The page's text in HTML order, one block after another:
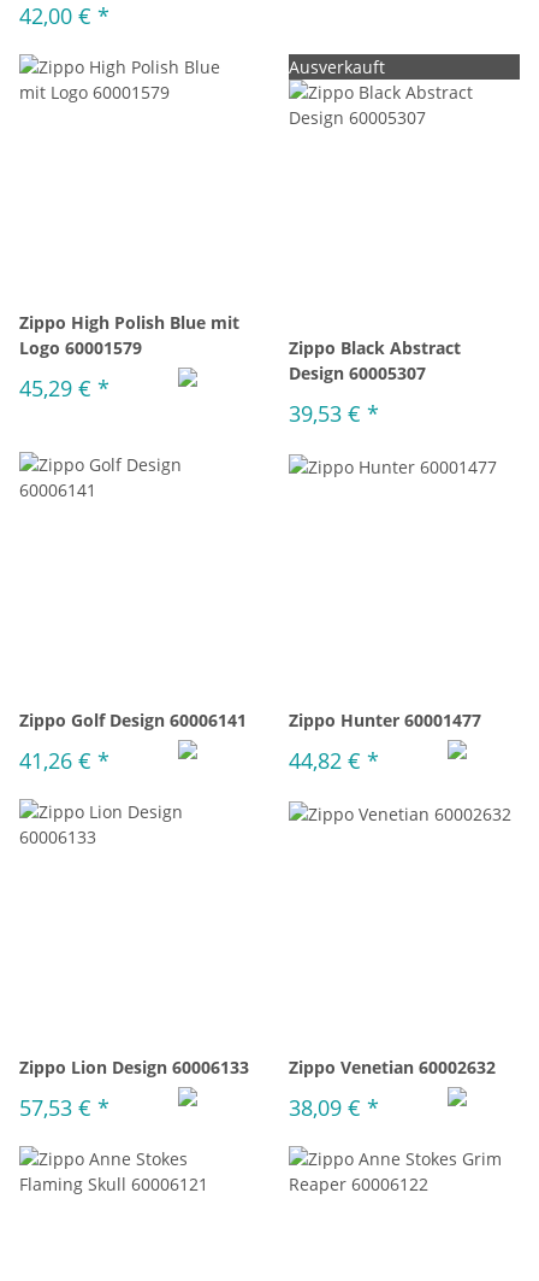
42,00 € *
Zippo High Polish Blue mit
Logo 60001579
45,29 € *
Ausverkauft
Zippo Black Abstract
Design 60005307
39,53 € *
Zippo Golf Design 60006141
41,26 € *
Zippo Hunter 60001477
44,82 € *
Zippo Lion Design 60006133
57,53 € *
Zippo Venetian 60002632
38,09 € *